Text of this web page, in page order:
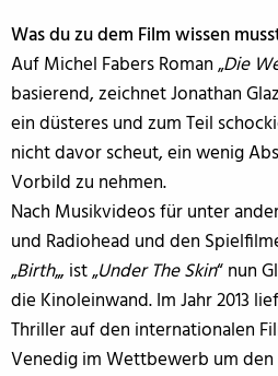
Was du zu dem Film wissen
Auf Michel Fabers Roman „Die
basierend, zeichnet Jonathan
ein düsteres und zum Teil
nicht davor scheut, ein wenig
Vorbild zu nehmen.
Nach Musikvideos für unter
und Radiohead und den
„Birth„, ist „Under The Skin“ nun
die Kinoleinwand. Im Jahr 2013
Thriller auf den internationalen
Venedig im Wettbewerb um